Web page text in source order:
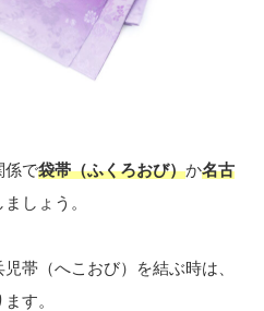
係で袋帯（ふくろおび）か名古
しょう。
帯（へこおび）を結ぶ時は、
す。